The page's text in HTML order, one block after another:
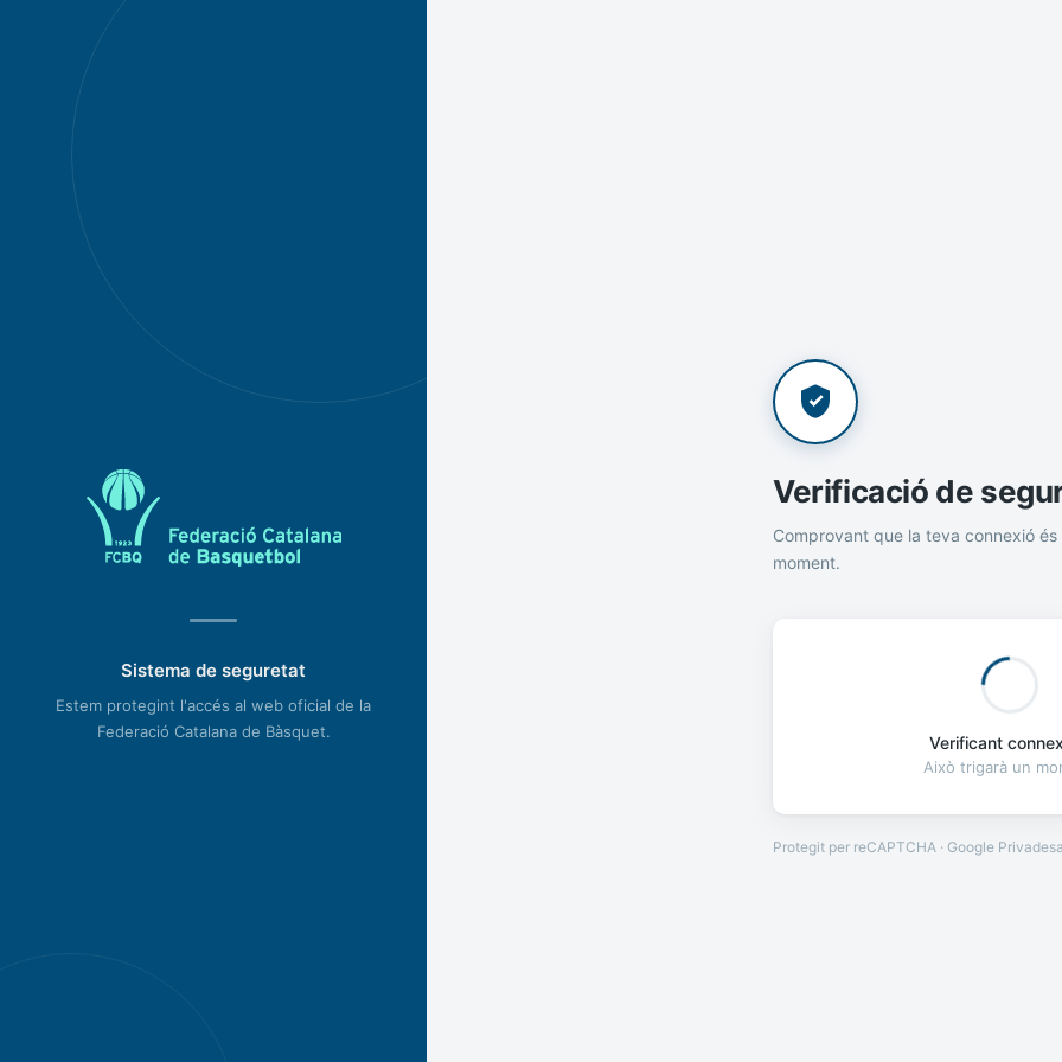
Sistema de seguretat
Estem protegint l'accés al web oficial de la
Federació Catalana de Bàsquet.
Verificació de
Comprovant que la teva connexió és
moment.
Verificant
Això trigarà un
Protegit per reCAPTCHA · Google Privadesa